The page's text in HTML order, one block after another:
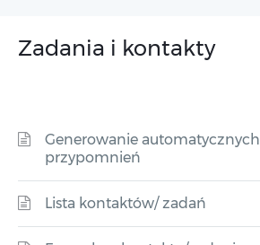
Zadania i kontakty
Generowanie automatycznych
przypomnień
Lista kontaktów/ zadań